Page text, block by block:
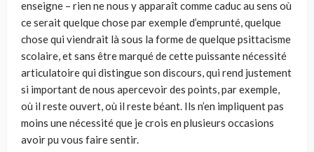
enseigne – rien ne nous y apparaît comme caduc au sens où
ce serait quelque chose par exemple d’emprunté, quelque
chose qui viendrait là sous la forme de quelque psittacisme
scolaire, et sans être marqué de cette puissante néces­sité
articulatoire qui distingue son discours, qui rend justement
si impor­tant de nous apercevoir des points, par exemple,
où il reste ouvert, où il reste béant. Ils n’en impliquent pas
moins une nécessité que je crois en plusieurs occasions
avoir pu vous faire sentir.